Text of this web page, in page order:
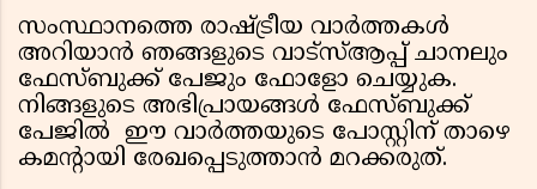
സംസ്ഥാനത്തെ രാഷ്ട്രീയ വാർത്തകൾ
അറിയാൻ ഞങ്ങളുടെ വാട്സ്ആപ്പ് ചാനലും
ഫേസ്ബുക്ക് പേജും ഫോളോ ചെയ്യുക.
നിങ്ങളുടെ അഭിപ്രായങ്ങൾ ഫേസ്ബുക്ക്
പേജിൽ ഈ വാർത്തയുടെ പോസ്റ്റിന് താഴെ
കമന്റായി രേഖപ്പെടുത്താൻ മറക്കരുത്.